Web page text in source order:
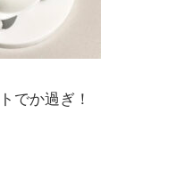
でか過ぎ！